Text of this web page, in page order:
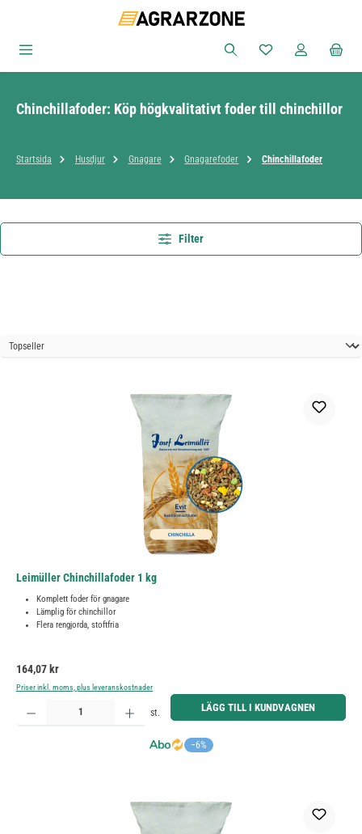
Du har 0 objekt i
Chinchillafoder: Köp högkvalitativt foder till chinchillor
Startsida Husdjur Gnagare Gnagarefoder Chinchillafoder
Filter
Leimüller Chinchillafoder 1 kg
Komplett foder för gnagare
Lämplig för chinchillor
Flera rengjorda, stoftfria
Ordinarie pris:
164,07 kr
Priser inkl. moms, plus leveranskostnader
−6%
Produktkvantitet: Ange önskat belopp eller använd knapparna för att öka eller minska kvantiteten.
st. LÄGG TILL I KUNDVAGNEN